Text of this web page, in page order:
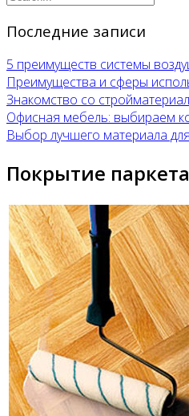
Последние записи
5 преимуществ системы
Преимущества и сферы
Знакомство со
Офисная мебель: выбираем
Выбор лучшего материала
Покрытие